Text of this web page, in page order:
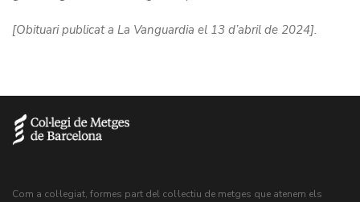
[Obituari publicat a La Vanguardia el 13 d’abril de 2024].
Com a col·legiat, formes part del col·lectiu de metges que atenem els